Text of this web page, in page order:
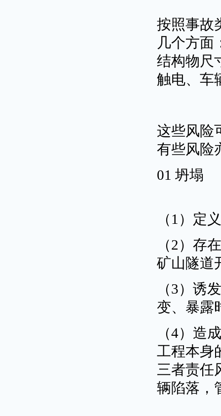
按照事故
几个方面
结构物尺
触电、车
这些风险
有些风险
01 坍塌
（1）定
（2）存
矿山隧道
（3）诱
变、暴露
（4）造
工程本身
三者责任
辆陷落，